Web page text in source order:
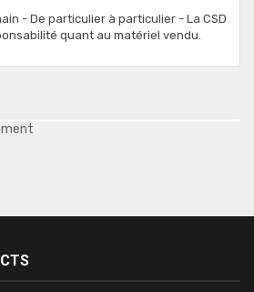
- De particulier à particulier - La CSD
quant au matériel vendu.